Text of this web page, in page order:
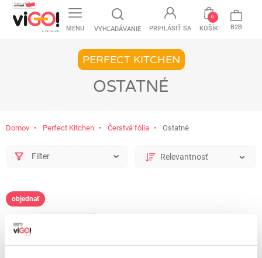
MENU VYHĽADÁVANIE PRIHLÁSIŤ SA KOŠÍK
0
B2B
PERFECT KITCHEN
OSTATNÉ
Domov Perfect Kitchen Čerstvá fólia Ostatné
Filter
objednať